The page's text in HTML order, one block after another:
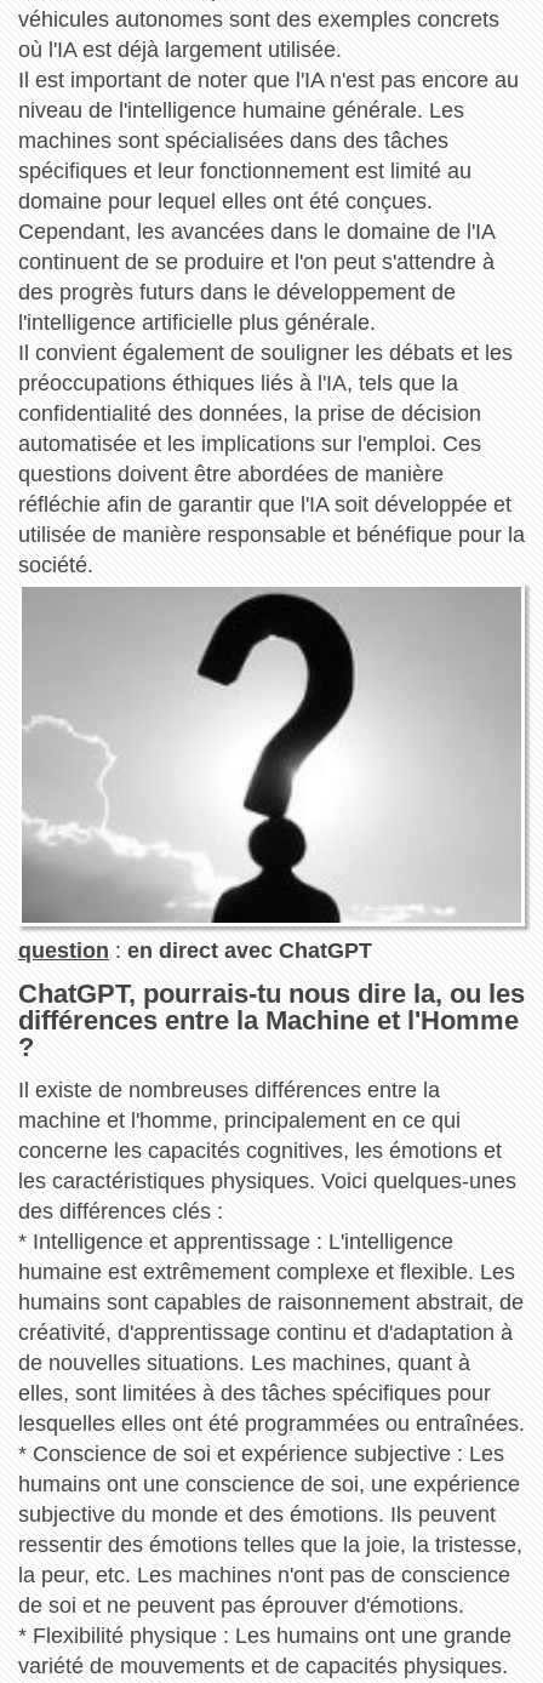
véhicules autonomes sont des exemples concrets
où l'IA est déjà largement utilisée.
Il est important de noter que l'IA n'est pas encore au
niveau de l'intelligence humaine générale. Les
machines sont spécialisées dans des tâches
spécifiques et leur fonctionnement est limité au
domaine pour lequel elles ont été conçues.
Cependant, les avancées dans le domaine de l'IA
continuent de se produire et l'on peut s'attendre à
des progrès futurs dans le développement de
l'intelligence artificielle plus générale.
Il convient également de souligner les débats et les
préoccupations éthiques liés à l'IA, tels que la
confidentialité des données, la prise de décision
automatisée et les implications sur l'emploi. Ces
questions doivent être abordées de manière
réfléchie afin de garantir que l'IA soit développée et
utilisée de manière responsable et bénéfique pour la
société.
question : en direct avec ChatGPT
ChatGPT, pourrais-tu nous dire la, ou les
différences entre la Machine et l'Homme
?
Il existe de nombreuses différences entre la
machine et l'homme, principalement en ce qui
concerne les capacités cognitives, les émotions et
les caractéristiques physiques. Voici quelques-unes
des différences clés :
* Intelligence et apprentissage : L'intelligence
humaine est extrêmement complexe et flexible. Les
humains sont capables de raisonnement abstrait, de
créativité, d'apprentissage continu et d'adaptation à
de nouvelles situations. Les machines, quant à
elles, sont limitées à des tâches spécifiques pour
lesquelles elles ont été programmées ou entraînées.
* Conscience de soi et expérience subjective : Les
humains ont une conscience de soi, une expérience
subjective du monde et des émotions. Ils peuvent
ressentir des émotions telles que la joie, la tristesse,
la peur, etc. Les machines n'ont pas de conscience
de soi et ne peuvent pas éprouver d'émotions.
* Flexibilité physique : Les humains ont une grande
variété de mouvements et de capacités physiques.